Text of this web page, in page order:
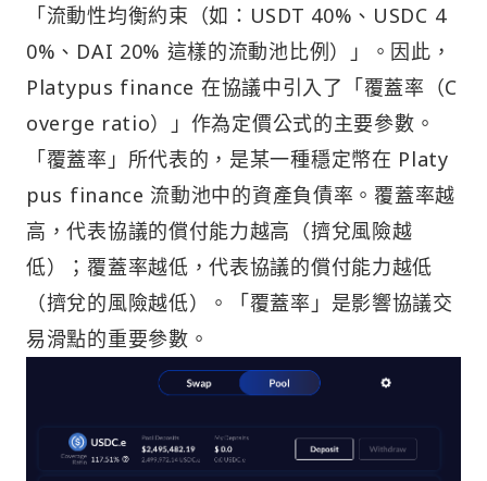
「流動性均衡約束（如：USDT 40%、USDC 4
0%、DAI 20% 這樣的流動池比例）」。因此，
Platypus finance 在協議中引入了「覆蓋率（C
overge ratio）」作為定價公式的主要參數。
「覆蓋率」所代表的，是某一種穩定幣在 Platy
pus finance 流動池中的資產負債率。覆蓋率越
高，代表協議的償付能力越高（擠兌風險越
低）；覆蓋率越低，代表協議的償付能力越低
（擠兌的風險越低）。「覆蓋率」是影響協議交
易滑點的重要參數。